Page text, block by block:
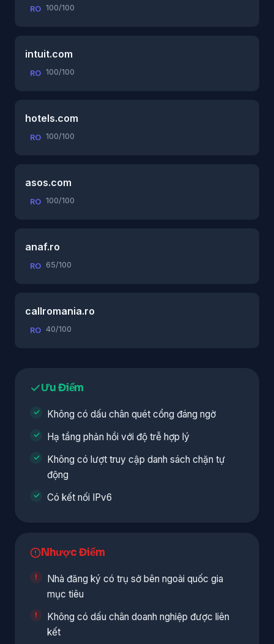
RO 100/100
intuit.com
RO 100/100
hotels.com
RO 100/100
asos.com
RO 100/100
anaf.ro
RO 65/100
callromania.ro
RO 40/100
Ưu Điểm
Không có dấu chân quét cổng đáng ngờ
Hạ tầng phản hồi với độ trễ hợp lý
Không có lượt truy cập danh sách chặn tự
động
Có kết nối IPv6
Nhược Điểm
Nhà đăng ký có trụ sở bên ngoài quốc gia
mục tiêu
Không có dấu chân doanh nghiệp được liên
kết